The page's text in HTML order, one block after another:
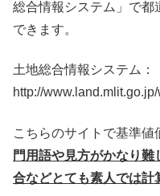
総合情報システム」で都
できます。
土地総合情報システム：
http://
こちらのサイトで基準
門用語や見方がかなり
合などとても素人では計